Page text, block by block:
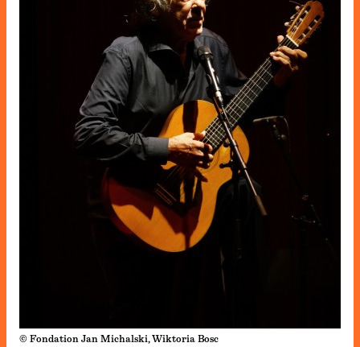
© Fondation Jan Michalski, Wiktoria Bosc